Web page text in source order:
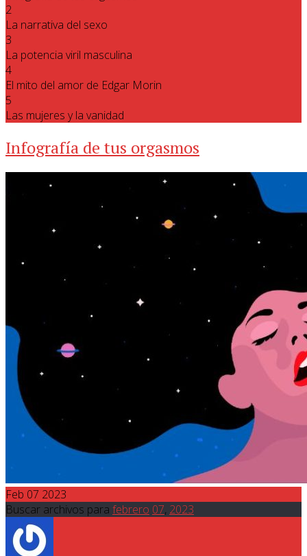
2
La narrativa del sexo
3
La potencia viril masculina
4
El mito del amor de Edgar Morin
5
Las mujeres y la vanidad
Infografía de tus orgasmos
Feb 07 2023
Buscar archivos para febrero 07, 2023